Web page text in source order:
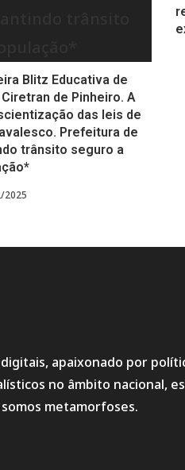
Blitz Educativa de
de Pinheiro. A
das leis de
Prefeitura de
trânsito seguro a
2025
apaixonado por
no âmbito nacional,
metamorfoses.